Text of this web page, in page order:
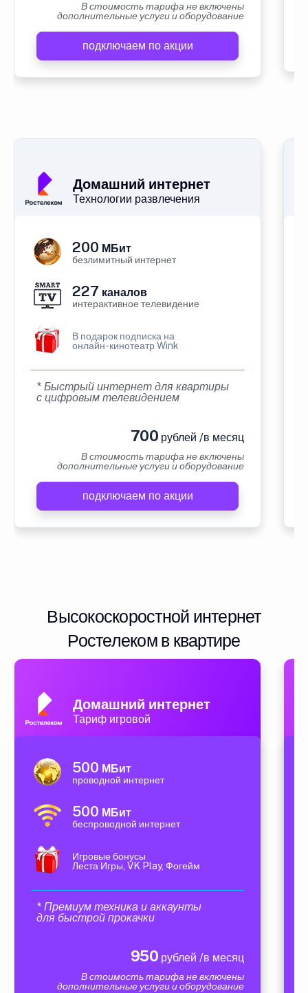
В стоимость тарифа не включены
дополнительные услуги и оборудование
подключаем по акции
Домашний интернет
Технологии развлечения
200 МБит
безлимитный интернет
227 каналов
интерактивное телевидение
В подарок подписка на
онлайн-кинотеатр Wink
* Быстрый интернет для квартиры
с цифровым телевидением
700 рублей /в месяц
В стоимость тарифа не включены
дополнительные услуги и оборудование
подключаем по акции
Высокоскоростной интернет
Ростелеком в квартире
Домашний интернет
Тариф игровой
500 МБит
проводной интернет
500 МБит
беспроводной интернет
Игровые бонусы
Леста Игры, VK Play, Фогейм
* Премиум техника и аккаунты
для быстрой прокачки
950 рублей /в месяц
В стоимость тарифа не включены
дополнительные услуги и оборудование